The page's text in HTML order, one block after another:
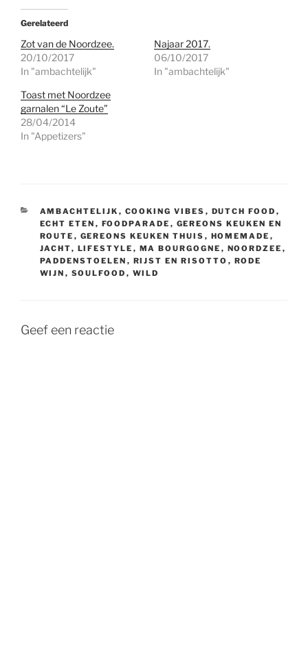
Gerelateerd
Zot van de Noordzee.
20/10/2017
In "ambachtelijk"
Najaar 2017.
06/10/2017
In "ambachtelijk"
Toast met Noordzee
garnalen “Le Zoute”
28/04/2014
In "Appetizers"
CATEGORIEËN
AMBACHTELIJK , COOKING VIBES , DUTCH FOOD ,
ECHT ETEN , FOODPARADE , GEREONS KEUKEN EN
ROUTE , GEREONS KEUKEN THUIS , HOMEMADE ,
JACHT, LIFESTYLE , MA BOURGOGNE , NOORDZEE ,
PADDENSTOELEN , RIJST EN RISOTTO , RODE
WIJN , SOULFOOD , WILD
Geef een reactie